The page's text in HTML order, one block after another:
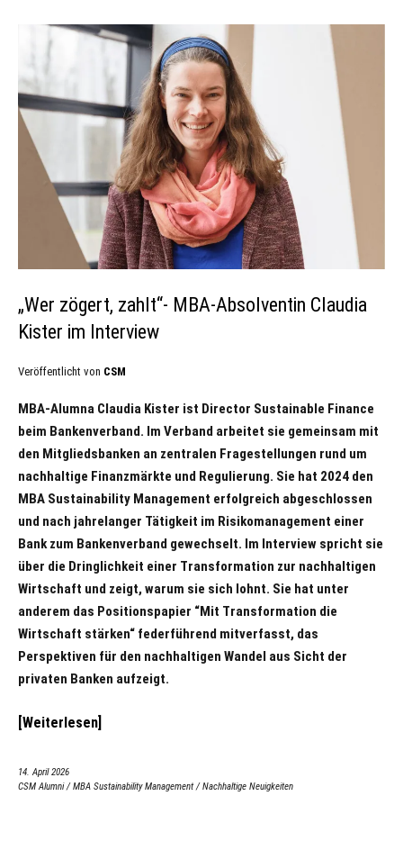
„Wer zögert, zahlt“- MBA-Absolventin Claudia
Kister im Interview
Veröffentlicht von CSM
MBA-Alumna Claudia Kister ist Director Sustainable Finance
beim Bankenverband. Im Verband arbeitet sie gemeinsam mit
den Mitgliedsbanken an zentralen Fragestellungen rund um
nachhaltige Finanzmärkte und Regulierung. Sie hat 2024 den
MBA Sustainability Management erfolgreich abgeschlossen
und nach jahrelanger Tätigkeit im Risikomanagement einer
Bank zum Bankenverband gewechselt. Im Interview spricht sie
über die Dringlichkeit einer Transformation zur nachhaltigen
Wirtschaft und zeigt, warum sie sich lohnt. Sie hat unter
anderem das Positionspapier “Mit Transformation die
Wirtschaft stärken“ federführend mitverfasst, das
Perspektiven für den nachhaltigen Wandel aus Sicht der
privaten Banken aufzeigt.
Weiterlesen
14. April 2026
CSM Alumni/MBA Sustainability Management/Nachhaltige Neuigkeiten